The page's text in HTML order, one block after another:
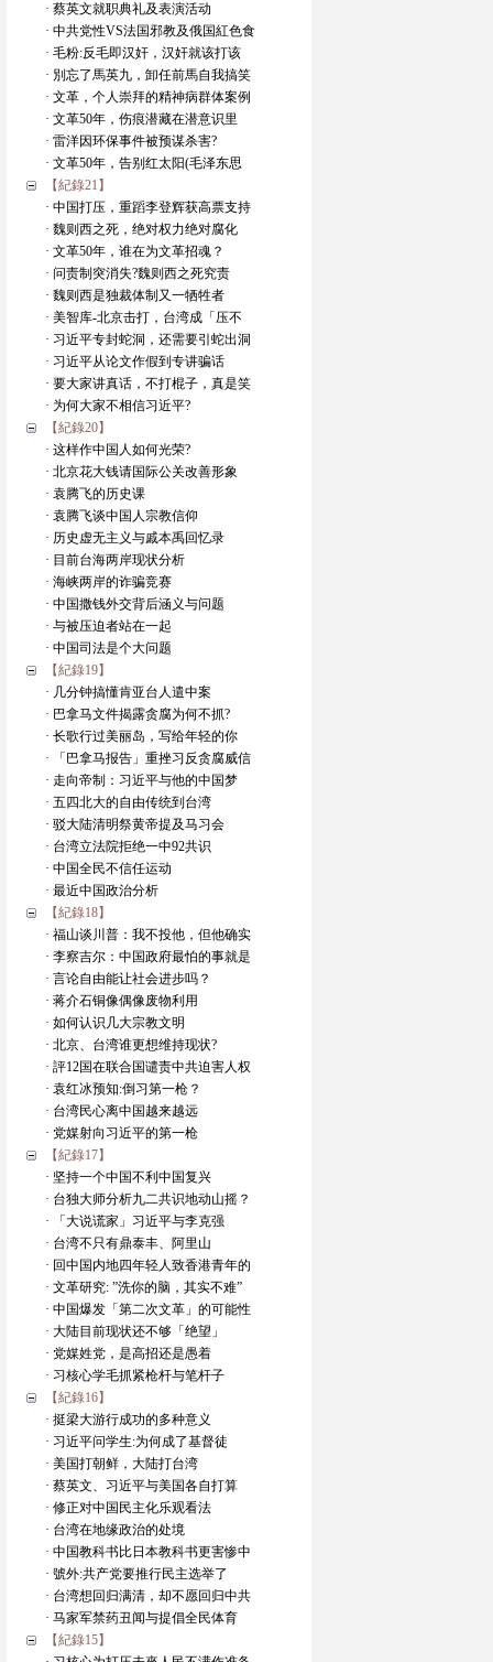
· 蔡英文就职典礼及表演活动
· 中共党性VS法国邪教及俄国紅色食
· 毛粉:反毛即汉奸，汉奸就该打该
· 別忘了馬英九，卸任前馬自我搞笑
· 文革，个人崇拜的精神病群体案例
· 文革50年，伤痕潜藏在潜意识里
· 雷洋因环保事件被预谋杀害?
· 文革50年，告别红太阳(毛泽东思
【紀錄21】
· 中国打压，重蹈李登辉获高票支持
· 魏则西之死，绝对权力绝对腐化
· 文革50年，谁在为文革招魂？
· 问责制突消失?魏则西之死究责
· 魏则西是独裁体制又一牺牲者
· 美智库-北京击打，台湾成「压不
· 习近平专封蛇洞，还需要引蛇出洞
· 习近平从论文作假到专讲骗话
· 要大家讲真话，不打棍子，真是笑
· 为何大家不相信习近平?
【紀錄20】
· 这样作中国人如何光荣?
· 北京花大钱请国际公关改善形象
· 袁腾飞的历史课
· 袁腾飞谈中国人宗教信仰
· 历史虚无主义与戚本禹回忆录
· 目前台海两岸现状分析
· 海峡两岸的诈骗竞赛
· 中国撒钱外交背后涵义与问题
· 与被压迫者站在一起
· 中国司法是个大问题
【紀錄19】
· 几分钟搞懂肯亚台人遣中案
· 巴拿马文件揭露贪腐为何不抓?
· 长歌行过美丽岛，写给年轻的你
· 「巴拿马报告」重挫习反贪腐威信
· 走向帝制：习近平与他的中国梦
· 五四北大的自由传统到台湾
· 驳大陆清明祭黄帝提及马习会
· 台湾立法院拒绝一中92共识
· 中国全民不信任运动
· 最近中国政治分析
【紀錄18】
· 福山谈川普：我不投他，但他确实
· 李察吉尔：中国政府最怕的事就是
· 言论自由能让社会进步吗？
· 蒋介石铜像偶像废物利用
· 如何认识几大宗教文明
· 北京、台湾谁更想维持现状?
· 評12国在联合国谴责中共迫害人权
· 袁红冰预知:倒习第一枪？
· 台湾民心离中国越来越远
· 党媒射向习近平的第一枪
【紀錄17】
· 坚持一个中国不利中国复兴
· 台独大师分析九二共识地动山摇？
· 「大说谎家」习近平与李克强
· 台湾不只有鼎泰丰、阿里山
· 回中国内地四年轻人致香港青年的
· 文革研究: ”洗你的脑，其实不难”
· 中国爆发「第二次文革」的可能性
· 大陆目前现状还不够「绝望」
· 党媒姓党，是高招还是愚着
· 习核心学毛抓紧枪杆与笔杆子
【紀錄16】
· 挺梁大游行成功的多种意义
· 习近平问学生:为何成了基督徒
· 美国打朝鲜，大陆打台湾
· 蔡英文、习近平与美国各自打算
· 修正对中国民主化乐观看法
· 台湾在地缘政治的处境
· 中国教科书比日本教科书更害惨中
· 號外:共产党要推行民主选举了
· 台湾想回归满清，却不愿回归中共
· 马家军禁药丑闻与提倡全民体育
【紀錄15】